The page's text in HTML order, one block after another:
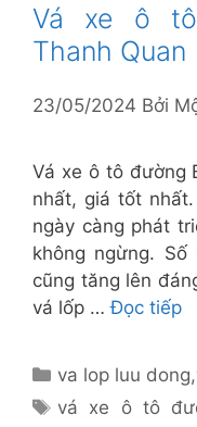
Vá xe ô tô
Thanh Quan
23/05/2024 Bởi
Vá xe ô tô đường
nhất, giá tốt
ngày càng phát
không ngừng.
cũng tăng lên
vá lốp …Đọc tiếp
Danh
mục
va lop luu dong,
Thẻ
vá xe ô tô